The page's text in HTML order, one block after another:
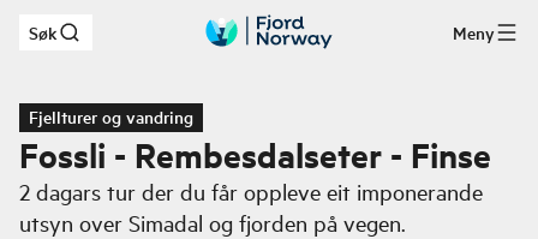
Hopp til hovedinnhold
Søk Meny
Fjellturer og vandring
Fossli - Rembesdalseter - Finse
2 dagars tur der du får oppleve eit imponerande
utsyn over Simadal og fjorden på vegen.